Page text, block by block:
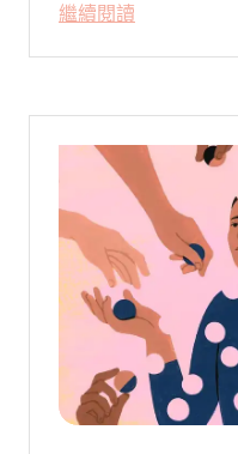
卻演變成兩敗俱傷
繼續閱讀